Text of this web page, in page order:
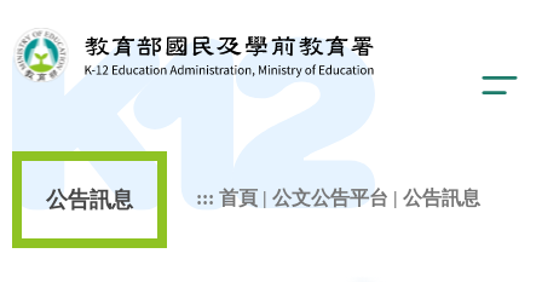
公告訊息 ::: 首頁 | 公文公告平台 | 公告訊息